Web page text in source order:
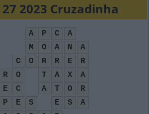
2023 Cruzadinha
A P C
A
M
O A N
A
C
O R R E
R
R O T A X
A
E C A T O
R
P E S E S
A